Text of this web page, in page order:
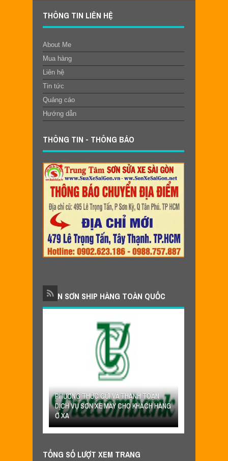
THÔNG TIN LIÊN HỆ
About Me
Mua hàng
Liên hệ
Tin tức
Quảng cáo
Hướng dẫn
THÔNG TIN - THÔNG BÁO
NHẬN SƠN SHIP HÀNG TOÀN QUỐC
PHƯƠNG THỨC GỬI VÀ THANH TOÁN
DỊCH VỤ SƠN XE MÁY CHO KHÁCH HÀNG
Ở XA
TỔNG SỐ LƯỢT XEM TRANG